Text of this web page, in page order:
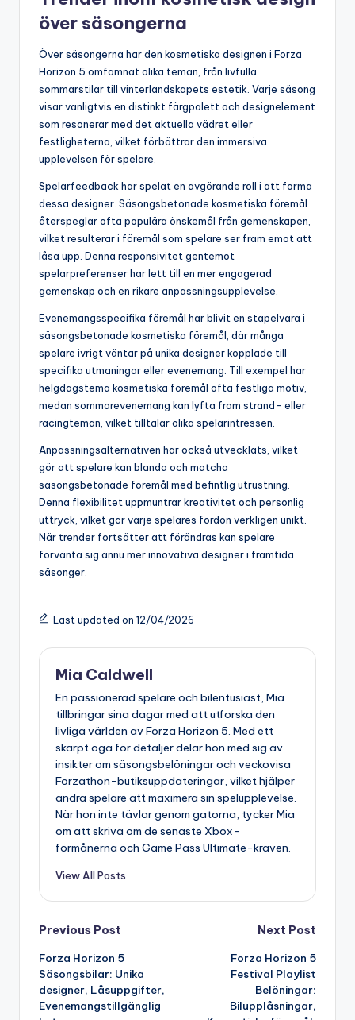
över säsongerna
Över säsongerna har den kosmetiska designen i Forza
Horizon 5 omfamnat olika teman, från livfulla
sommarstilar till vinterlandskapets estetik. Varje säsong
visar vanligtvis en distinkt färgpalett och designelement
som resonerar med det aktuella vädret eller
festligheterna, vilket förbättrar den immersiva
upplevelsen för spelare.
Spelarfeedback har spelat en avgörande roll i att forma
dessa designer. Säsongsbetonade kosmetiska föremål
återspeglar ofta populära önskemål från gemenskapen,
vilket resulterar i föremål som spelare ser fram emot att
låsa upp. Denna responsivitet gentemot
spelarpreferenser har lett till en mer engagerad
gemenskap och en rikare anpassningsupplevelse.
Evenemangsspecifika föremål har blivit en stapelvara i
säsongsbetonade kosmetiska föremål, där många
spelare ivrigt väntar på unika designer kopplade till
specifika utmaningar eller evenemang. Till exempel har
helgdagstema kosmetiska föremål ofta festliga motiv,
medan sommarevenemang kan lyfta fram strand- eller
racingteman, vilket tilltalar olika spelarintressen.
Anpassningsalternativen har också utvecklats, vilket
gör att spelare kan blanda och matcha
säsongsbetonade föremål med befintlig utrustning.
Denna flexibilitet uppmuntrar kreativitet och personlig
uttryck, vilket gör varje spelares fordon verkligen unikt.
När trender fortsätter att förändras kan spelare
förvänta sig ännu mer innovativa designer i framtida
säsonger.
Last updated on 12/04/2026
Mia Caldwell
En passionerad spelare och bilentusiast, Mia
tillbringar sina dagar med att utforska den
livliga världen av Forza Horizon 5. Med ett
skarpt öga för detaljer delar hon med sig av
insikter om säsongsbelöningar och veckovisa
Forzathon-butiksuppdateringar, vilket hjälper
andra spelare att maximera sin spelupplevelse.
När hon inte tävlar genom gatorna, tycker Mia
om att skriva om de senaste Xbox-
förmånerna och Game Pass Ultimate-kraven.
View All Posts
Post
navigation
Previous Post
Forza Horizon 5
Säsongsbilar: Unika
designer, Låsuppgifter,
Evenemangstillgänglig
Next Post
Forza Horizon 5
Festival Playlist
Belöningar:
Bilupplåsningar,